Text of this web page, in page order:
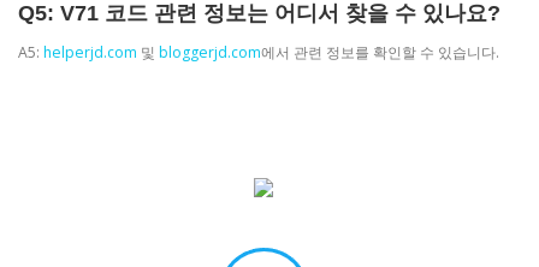
Q5: V71 코드 관련 정보는 어디서 찾을 수 있나요?
A5: helperjd.com 및 bloggerjd.com에서 관련 정보를 확인할 수 있습니다.